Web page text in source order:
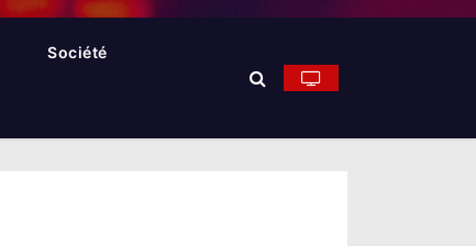
Société